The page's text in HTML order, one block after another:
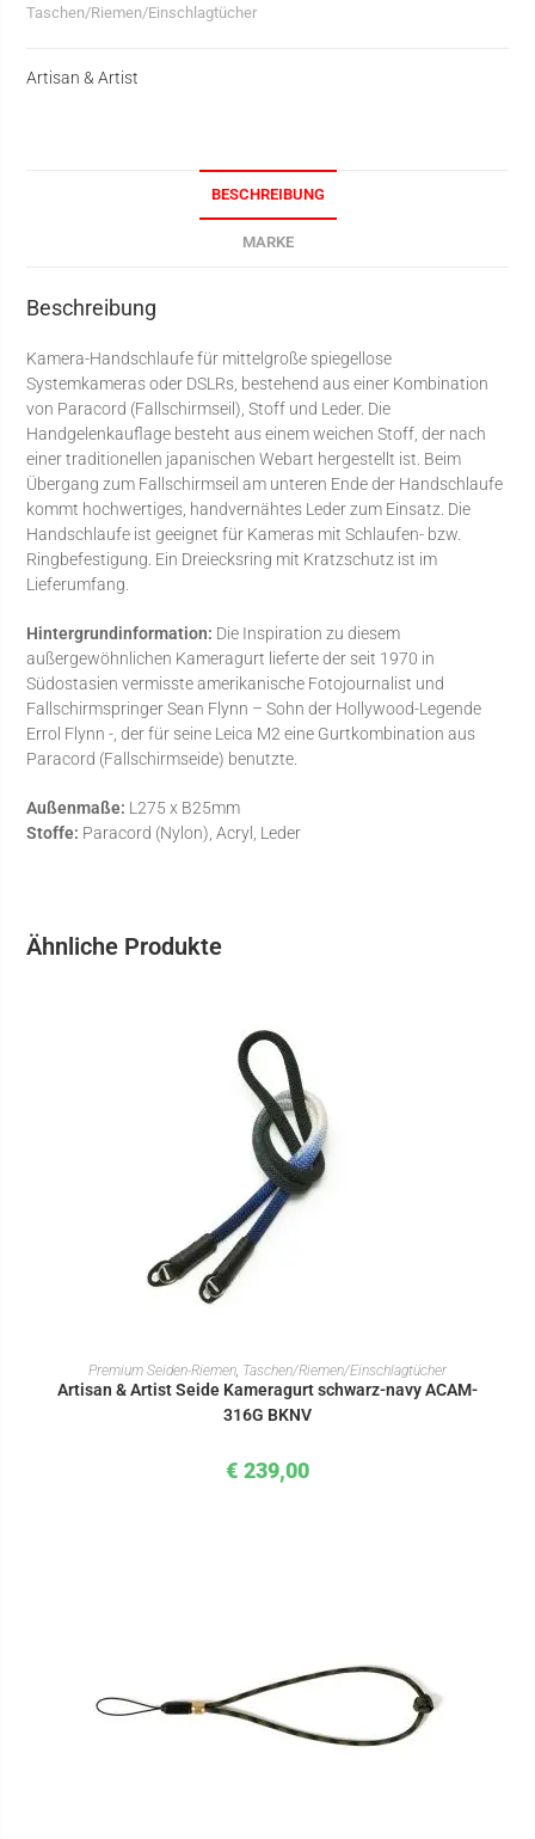
Taschen/Riemen/Einschlagtücher
Artisan & Artist
BESCHREIBUNG
MARKE
Beschreibung
Kamera-Handschlaufe für mittelgroße spiegellose
Systemkameras oder DSLRs, bestehend aus einer Kombination
von Paracord (Fallschirmseil), Stoff und Leder. Die
Handgelenkauflage besteht aus einem weichen Stoff, der nach
einer traditionellen japanischen Webart hergestellt ist. Beim
Übergang zum Fallschirmseil am unteren Ende der Handschlaufe
kommt hochwertiges, handvernähtes Leder zum Einsatz. Die
Handschlaufe ist geeignet für Kameras mit Schlaufen- bzw.
Ringbefestigung. Ein Dreiecksring mit Kratzschutz ist im
Lieferumfang.
Hintergrundinformation: Die Inspiration zu diesem
außergewöhnlichen Kameragurt lieferte der seit 1970 in
Südostasien vermisste amerikanische Fotojournalist und
Fallschirmspringer Sean Flynn – Sohn der Hollywood-Legende
Errol Flynn -, der für seine Leica M2 eine Gurtkombination aus
Paracord (Fallschirmseide) benutzte.
Außenmaße: L275 x B25mm
Stoffe: Paracord (Nylon), Acryl, Leder
Ähnliche Produkte
IN DEN WARENKORB
Premium Seiden-Riemen, Taschen/Riemen/Einschlagtücher
Artisan & Artist Seide Kameragurt schwarz-navy ACAM-
316G BKNV
€ 239,00